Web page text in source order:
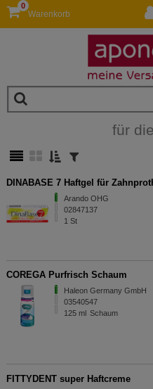
Warenkorb
0
für
DINABASE 7 Haftgel für
Arando OHG
02847137
1 St
COREGA Purfrisch Schaum
Haleon Germany GmbH
03540547
125 ml Schaum
FITTYDENT super Haftcreme